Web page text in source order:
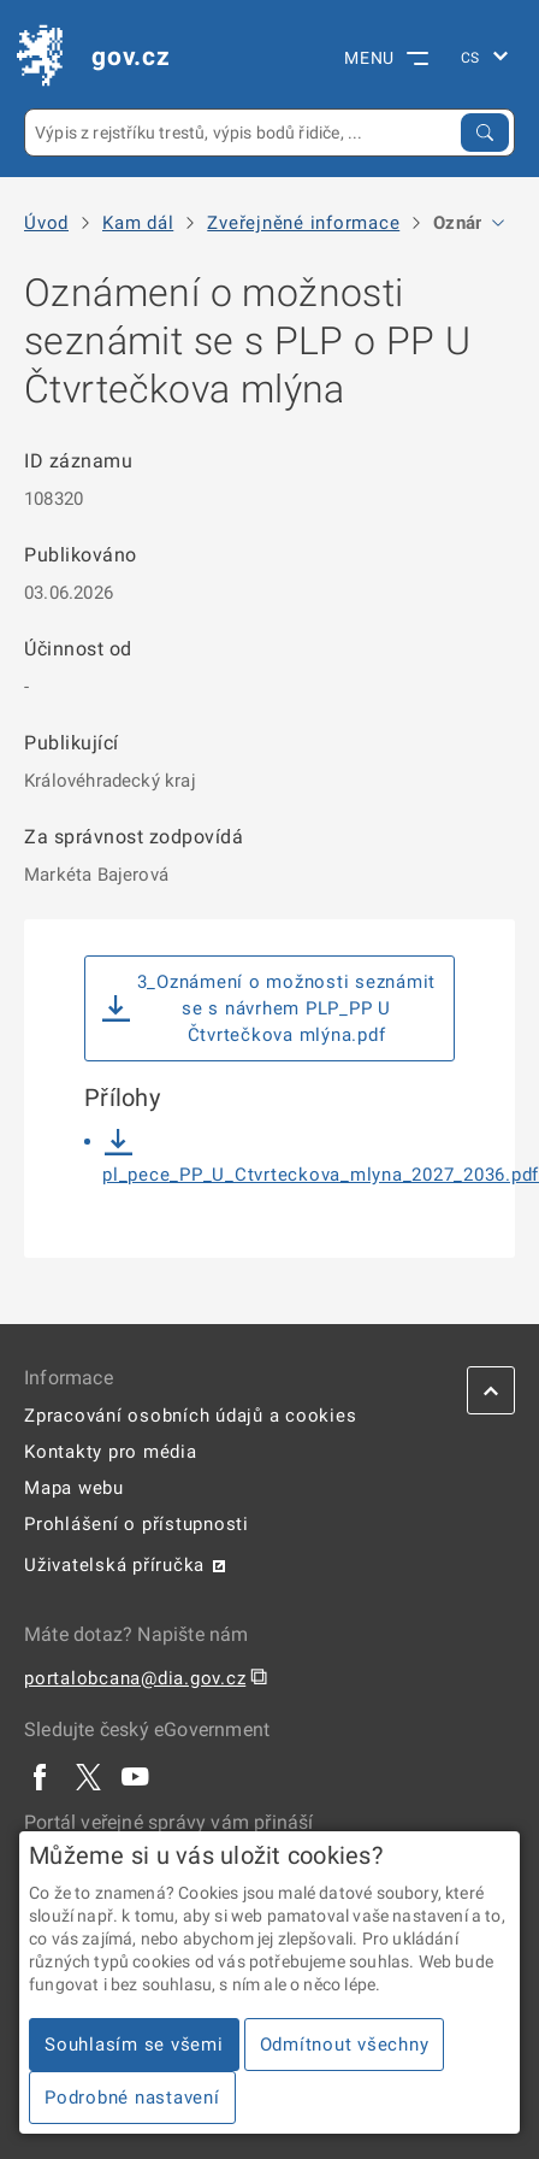
gov.cz MENU
Úvod Kam dál Zveřejněné informace Oznámení
Oznámení o možnosti
seznámit se s PLP o PP U
Čtvrtečkova mlýna
ID záznamu
108320
Publikováno
03.06.2026
Účinnost od
-
Publikující
Královéhradecký kraj
Za správnost zodpovídá
Markéta Bajerová
3_Oznámení o možnosti seznámit
se s návrhem PLP_PP U
Čtvrtečkova mlýna.pdf
Přílohy
pl_pece_PP_U_Ctvrteckova_mlyna_2027_2036.pdf
Informace
Zpracování osobních údajů a cookies
Kontakty pro média
Mapa webu
Prohlášení o přístupnosti
Uživatelská příručka
Máte dotaz? Napište nám
portalobcana@dia.gov.cz ⧉
Sledujte český eGovernment
Portál veřejné správy vám přináší
2026 © Digitální a informační agentura • Informace jsou poskytovány
v souladu se zákonem č. 106/1999 Sb., o svobodném přístupu
k informacím.
Můžeme si u vás uložit cookies?
Co že to znamená? Cookies jsou malé datové soubory, které
slouží např. k tomu, aby si web pamatoval vaše nastavení a to,
co vás zajímá, nebo abychom jej zlepšovali. Pro ukládání
různých typů cookies od vás potřebujeme souhlas. Web bude
fungovat i bez souhlasu, s ním ale o něco lépe.
Souhlasím se všemi Odmítnout všechny
Podrobné nastavení